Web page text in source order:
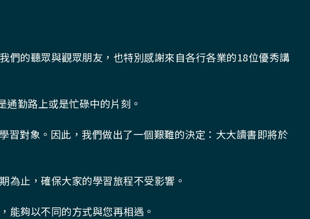
們的聽眾與觀眾朋友，也特別感謝來自各行各業的18位優秀講
勤路上或是忙碌中的片刻。
對象。因此，我們做出了一個艱難的決定：大大讀書即將於
為止，確保大家的學習旅程不受影響。
能夠以不同的方式與您再相遇。